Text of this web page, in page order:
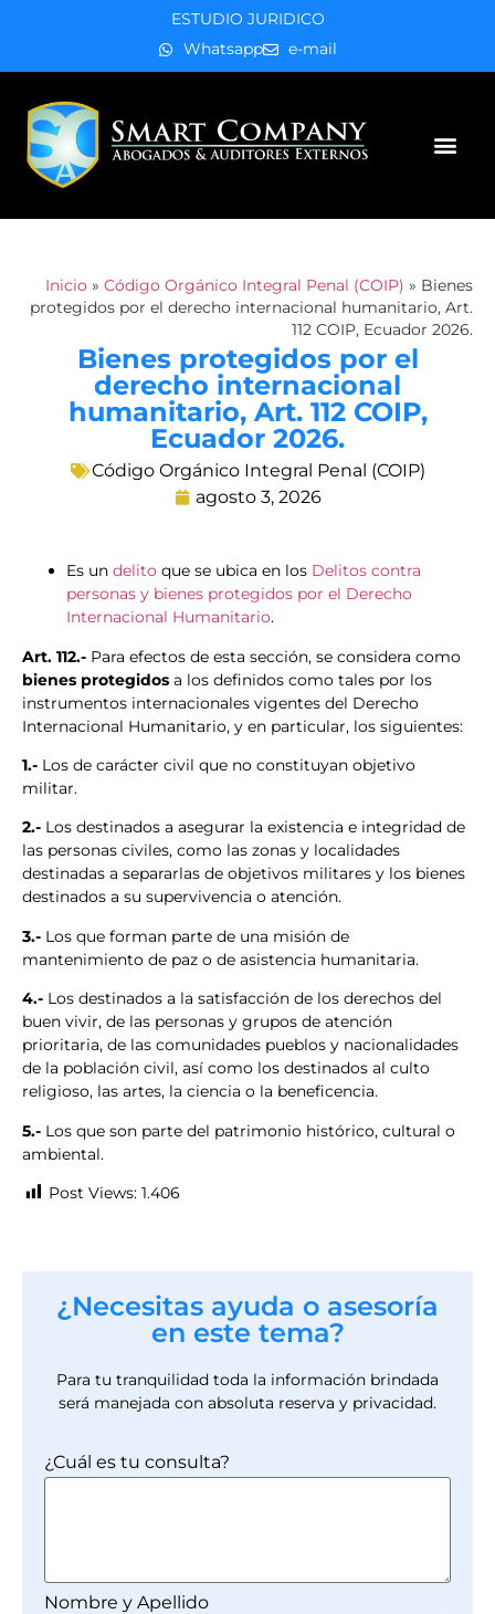
ESTUDIO JURIDICO
Whatsapp
e-mail
Inicio » Código Orgánico Integral Penal (COIP) » Bienes
protegidos por el derecho internacional humanitario, Art.
112 COIP, Ecuador 2026.
Bienes protegidos por el
derecho internacional
humanitario, Art. 112 COIP,
Ecuador 2026.
Código Orgánico Integral Penal (COIP)
agosto 3, 2026
Es un delito que se ubica en los Delitos contra
personas y bienes protegidos por el Derecho
Internacional Humanitario.
Art. 112.- Para efectos de esta sección, se considera como
bienes protegidos a los definidos como tales por los
instrumentos internacionales vigentes del Derecho
Internacional Humanitario, y en particular, los siguientes:
1.- Los de carácter civil que no constituyan objetivo
militar.
2.- Los destinados a asegurar la existencia e integridad de
las personas civiles, como las zonas y localidades
destinadas a separarlas de objetivos militares y los bienes
destinados a su supervivencia o atención.
3.- Los que forman parte de una misión de
mantenimiento de paz o de asistencia humanitaria.
4.- Los destinados a la satisfacción de los derechos del
buen vivir, de las personas y grupos de atención
prioritaria, de las comunidades pueblos y nacionalidades
de la población civil, así como los destinados al culto
religioso, las artes, la ciencia o la beneficencia.
5.- Los que son parte del patrimonio histórico, cultural o
ambiental.
Post Views: 1.406
¿Necesitas ayuda o asesoría
en este tema?
Para tu tranquilidad toda la información brindada
será manejada con absoluta reserva y privacidad.
¿Cuál es tu consulta?
Nombre y Apellido